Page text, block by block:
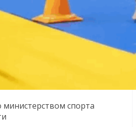
спорта